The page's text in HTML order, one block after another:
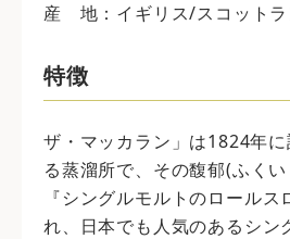
産 地：イギリス/スコットラ
特徴
ザ・マッカラン」は1824年
る蒸溜所で、その馥郁(ふく
『シングルモルトのロール
れ、日本でも人気のあるシン